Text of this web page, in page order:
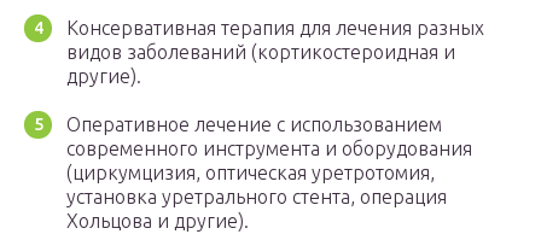
Консервативная терапия для лечения разных
видов заболеваний (кортикостероидная и
другие).
Оперативное лечение с использованием
современного инструмента и оборудования
(циркумцизия, оптическая уретротомия,
установка уретрального стента, операция
Хольцова и другие).